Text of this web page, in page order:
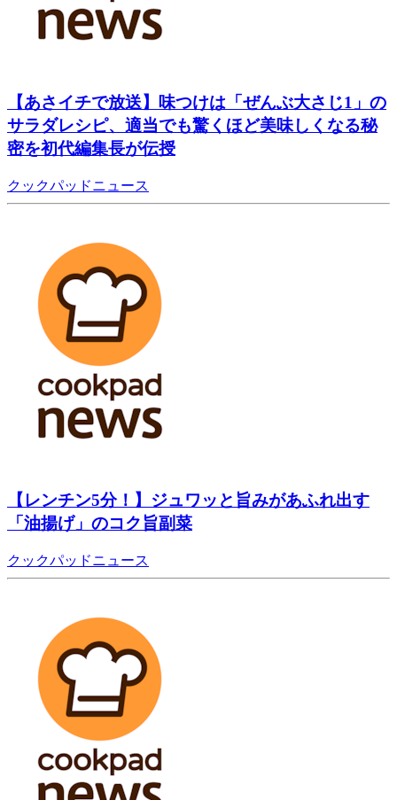
【あさイチで放送】味つけは「ぜんぶ大さじ1」の
サラダレシピ、適当でも驚くほど美味しくなる秘
密を初代編集長が伝授
クックパッドニュース
【レンチン5分！】ジュワッと旨みがあふれ出す
「油揚げ」のコク旨副菜
クックパッドニュース